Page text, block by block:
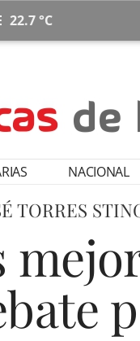
22.7 °C
NACIONAL
TORRES